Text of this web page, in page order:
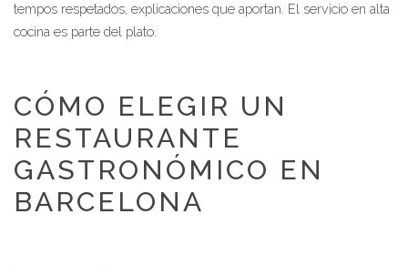
tempos respetados, explicaciones que aportan. El servicio en alta
cocina es parte del plato.
CÓMO ELEGIR UN
RESTAURANTE
GASTRONÓMICO EN
BARCELONA